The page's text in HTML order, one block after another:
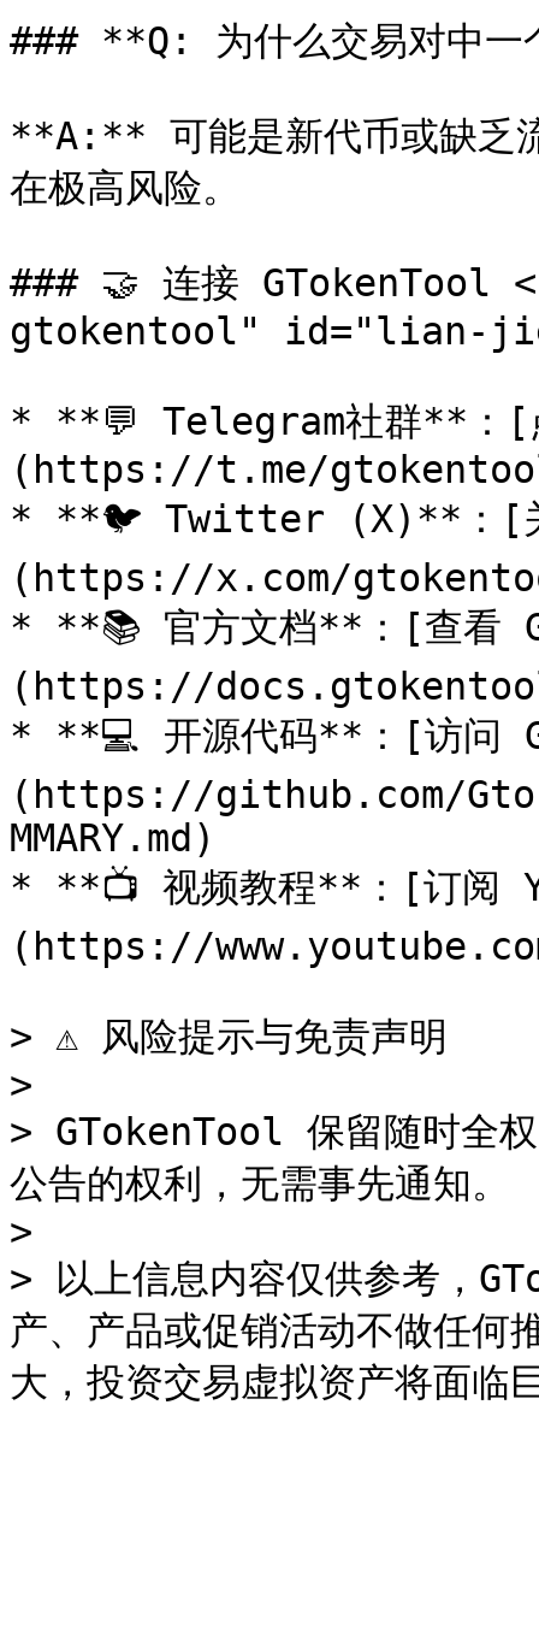
### **Q: 为什么交易对中一
**A:** 可能是新代币或缺乏
在极高风险。
### 🤝 连接
gtokentool" id="lian-
* **💬 Telegram社群**：[
(https://t.me/
* **🐦 Twitter (X)**：[关
(https://x.com/
* **📚 官方文档**：[查看
(https://
* **💻 开源代码**：[访问
(https://github.com/
MMARY.md)
* **📺 视频教程**：[订阅
(https://
> ⚠️ 风险提示与免责声明
>
> GTokenTool 保留随时全权
公告的权利，无需事先通知。
>
> 以上信息内容仅供参考，
产、产品或促销活动不做任何